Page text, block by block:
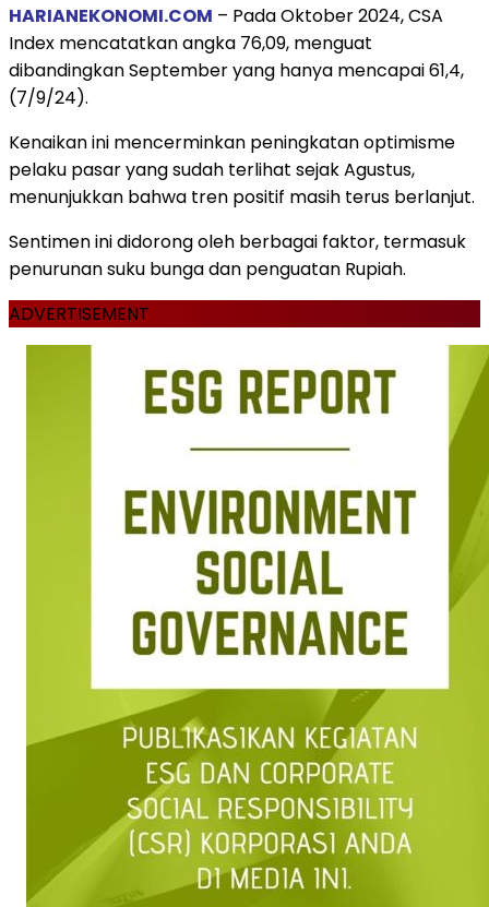
HARIANEKONOMI.COM – Pada Oktober 2024, CSA
Index mencatatkan angka 76,09, menguat
dibandingkan September yang hanya mencapai 61,4,
(7/9/24).
Kenaikan ini mencerminkan peningkatan optimisme
pelaku pasar yang sudah terlihat sejak Agustus,
menunjukkan bahwa tren positif masih terus berlanjut.
Sentimen ini didorong oleh berbagai faktor, termasuk
penurunan suku bunga dan penguatan Rupiah.
ADVERTISEMENT